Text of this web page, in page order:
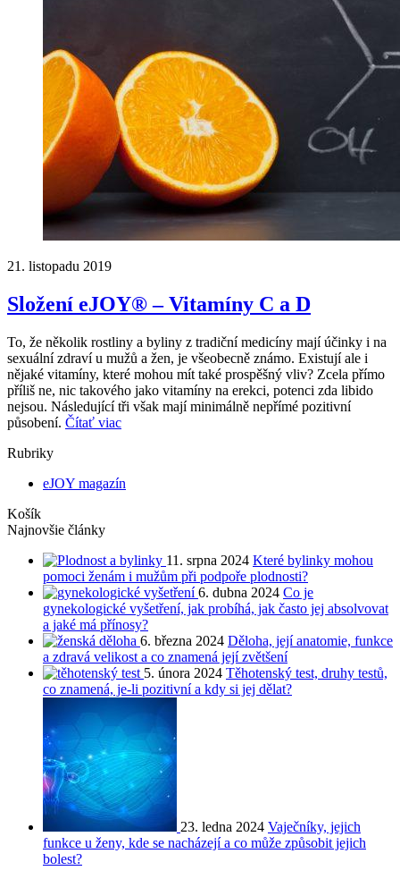
21. listopadu 2019
Složení eJOY® – Vitamíny C a D
To, že několik rostliny a byliny z tradiční medicíny mají účinky i na
sexuální zdraví u mužů a žen, je všeobecně známo. Existují ale i
nějaké vitamíny, které mohou mít také prospěšný vliv? Zcela přímo
příliš ne, nic takového jako vitamíny na erekci, potenci zda libido
nejsou. Následující tři však mají minimálně nepřímé pozitivní
působení. Čítať viac
Rubriky
eJOY magazín
Košík
Najnovšie články
11. srpna 2024 Které bylinky mohou
pomoci ženám i mužům při podpoře plodnosti?
6. dubna 2024 Co je
gynekologické vyšetření, jak probíhá, jak často jej absolvovat
a jaké má přínosy?
6. března 2024 Děloha, její anatomie, funkce
a zdravá velikost a co znamená její zvětšení
5. února 2024 Těhotenský test, druhy testů,
co znamená, je-li pozitivní a kdy si jej dělat?
23. ledna 2024 Vaječníky, jejich
funkce u ženy, kde se nacházejí a co může způsobit jejich
bolest?